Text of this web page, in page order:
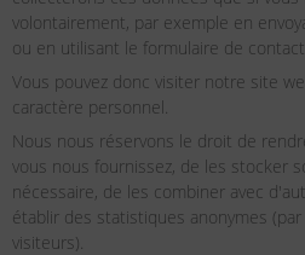
volontairement, par exemple en
ou en utilisant le formulaire de contact.
Vous pouvez donc visiter notre site
caractère personnel.
Nous nous réservons le droit de
vous nous fournissez, de les stocker
nécessaire, de les combiner avec
établir des statistiques anonymes
visiteurs).